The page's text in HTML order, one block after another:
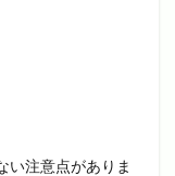
い注意点がありま